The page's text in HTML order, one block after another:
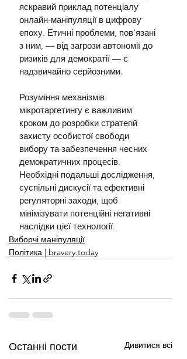
яскравий приклад потенціалу
онлайн-маніпуляції в цифрову
епоху. Етичні проблеми, пов'язані
з ним, — від загрози автономії до
ризиків для демократії — є
надзвичайно серйозними.
Розуміння механізмів
мікротаргетингу є важливим
кроком до розробки стратегій
захисту особистої свободи
вибору та забезпечення чесних
демократичних процесів.
Необхідні подальші дослідження,
суспільні дискусії та ефективні
регуляторні заходи, щоб
мінімізувати потенційні негативні
наслідки цієї технології.
Виборчі маніпуляції
Політика | bravery.today
Останні пости Дивитися всі